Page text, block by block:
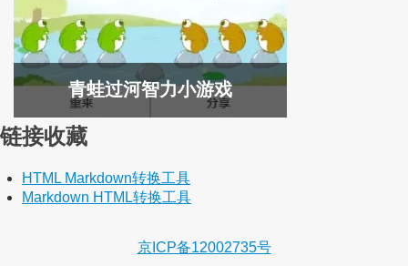
青蛙过河智力小游戏
链接收藏
HTML Markdown转换工具
Markdown HTML转换工具
京ICP备12002735号